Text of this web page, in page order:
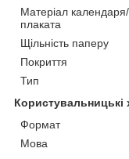
Матеріал календаря/
плаката
Щільність паперу
Покриття
Тип
Користувальницькі
Формат
Мова